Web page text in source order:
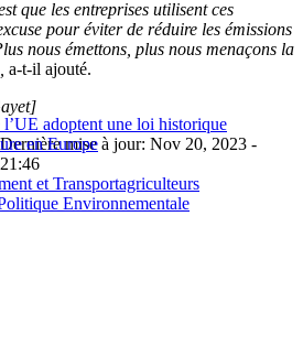
que les entreprises utilisent ces
pour éviter de réduire les émissions
nous émettons, plus nous menaçons la
a-t-il ajouté.
l’UE adoptent une loi historique
en Europe
Dernière mise à jour: Nov 20, 2023 -
21:46
et Transportagriculteurs
Environnementale